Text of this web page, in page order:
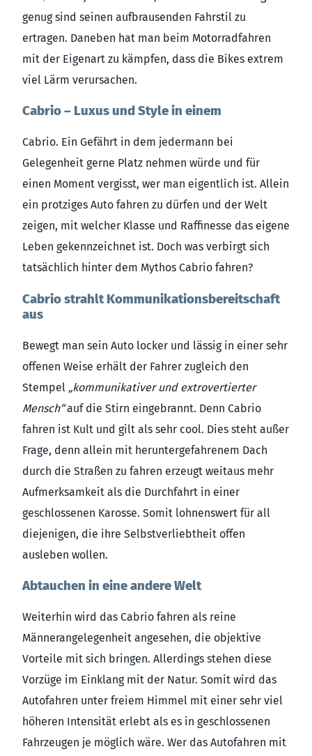
genug sind seinen aufbrausenden Fahrstil zu
ertragen. Daneben hat man beim Motorradfahren
mit der Eigenart zu kämpfen, dass die Bikes extrem
viel Lärm verursachen.
Cabrio – Luxus und Style in einem
Cabrio. Ein Gefährt in dem jedermann bei
Gelegenheit gerne Platz nehmen würde und für
einen Moment vergisst, wer man eigentlich ist. Allein
ein protziges Auto fahren zu dürfen und der Welt
zeigen, mit welcher Klasse und Raffinesse das eigene
Leben gekennzeichnet ist. Doch was verbirgt sich
tatsächlich hinter dem Mythos Cabrio fahren?
Cabrio strahlt Kommunikationsbereitschaft
aus
Bewegt man sein Auto locker und lässig in einer sehr
offenen Weise erhält der Fahrer zugleich den
Stempel „kommunikativer und extrovertierter
Mensch“auf die Stirn eingebrannt. Denn Cabrio
fahren ist Kult und gilt als sehr cool. Dies steht außer
Frage, denn allein mit heruntergefahrenem Dach
durch die Straßen zu fahren erzeugt weitaus mehr
Aufmerksamkeit als die Durchfahrt in einer
geschlossenen Karosse. Somit lohnenswert für all
diejenigen, die ihre Selbstverliebtheit offen
ausleben wollen.
Abtauchen in eine andere Welt
Weiterhin wird das Cabrio fahren als reine
Männerangelegenheit angesehen, die objektive
Vorteile mit sich bringen. Allerdings stehen diese
Vorzüge im Einklang mit der Natur. Somit wird das
Autofahren unter freiem Himmel mit einer sehr viel
höheren Intensität erlebt als es in geschlossenen
Fahrzeugen je möglich wäre. Wer das Autofahren mit